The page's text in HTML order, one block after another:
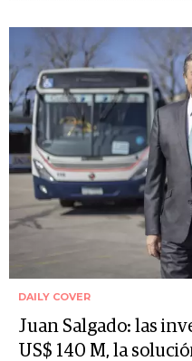
DAILY COVER
Juan Salgado: las
US$ 140 M, la